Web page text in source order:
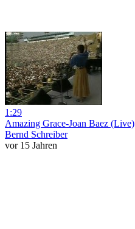
1:29
Amazing Grace-Joan Baez (Live)
Bernd Schreiber
vor 15 Jahren